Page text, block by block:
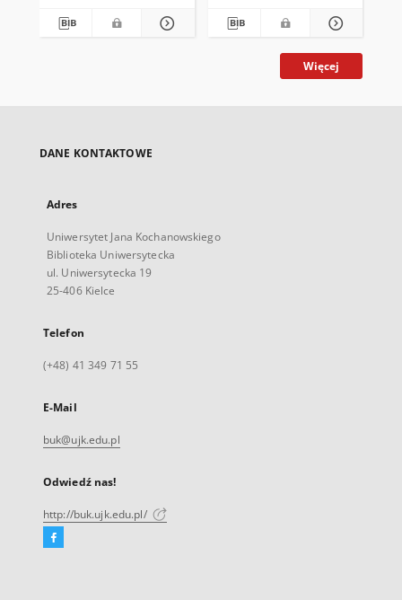
Więcej
DANE KONTAKTOWE
Adres
Uniwersytet Jana Kochanowskiego
Biblioteka Uniwersytecka
ul. Uniwersytecka 19
25-406 Kielce
Telefon
(+48) 41 349 71 55
E-Mail
buk@ujk.edu.pl
Odwiedź nas!
http://buk.ujk.edu.pl/
Facebook